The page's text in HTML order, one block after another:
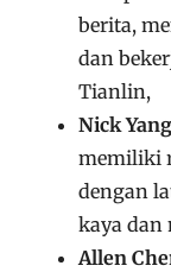
berita,
dan
Tianlin,
Nick
memiliki
dengan
kaya dan
Allen